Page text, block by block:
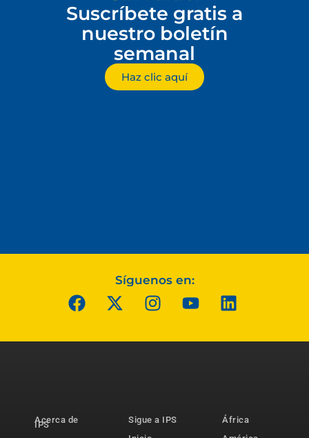
Suscríbete gratis a
nuestro boletín
semanal
Haz clic aquí
Síguenos en:
Acerca de
IPS
Sigue a IPS
África